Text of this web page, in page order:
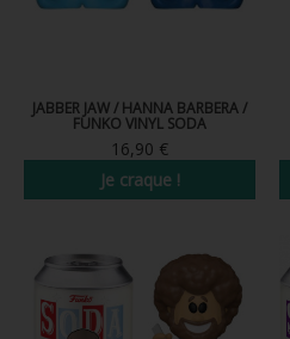
JABBER JAW / HANNA BARBERA /
FUNKO VINYL SODA
16,90 €
Je craque !